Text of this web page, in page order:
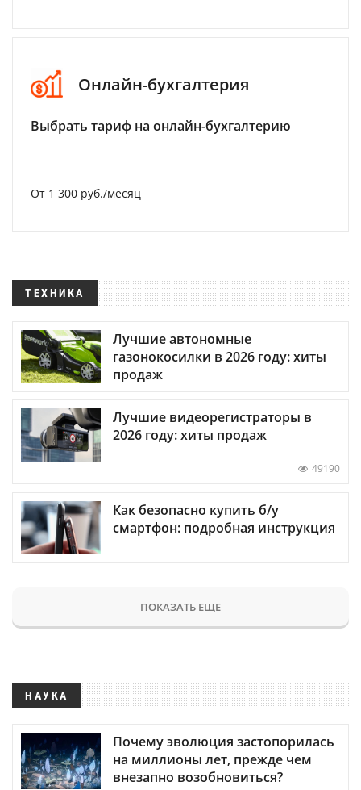
Онлайн-бухгалтерия
Выбрать тариф на онлайн-бухгалтерию
От 1 300 руб./месяц
ТЕХНИКА
Лучшие автономные
газонокосилки в 2026 году: хиты
продаж
Лучшие видеорегистраторы в
2026 году: хиты продаж
49190
Как безопасно купить б/у
смартфон: подробная инструкция
ПОКАЗАТЬ ЕЩЕ
НАУКА
Почему эволюция застопорилась
на миллионы лет, прежде чем
внезапно возобновиться?